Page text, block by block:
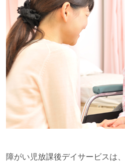
障がい児放課後デイサービスは